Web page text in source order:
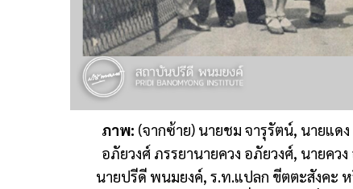
ภาพ: (จากซ้าย) นายชม จารุรัตน์, นายแด
อภัยวงศ์ ภรรยานายควง อภัยวงศ์, นายค
นายปรีดี พนมยงค์, ร.ท.แปลก ขีตตะสังคะ